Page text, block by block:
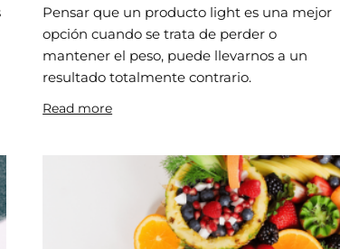
Pensar que un producto light es una mejor
opción cuando se trata de perder o
mantener el peso, puede llevarnos a un
resultado totalmente contrario.
Read more